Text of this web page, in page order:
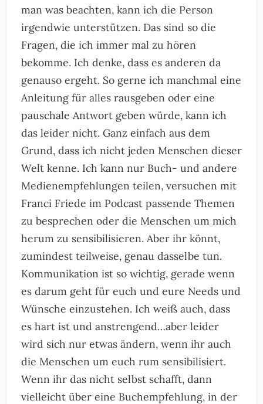
man was beachten, kann ich die Person
irgendwie unterstützen. Das sind so die
Fragen, die ich immer mal zu hören
bekomme. Ich denke, dass es anderen da
genauso ergeht. So gerne ich manchmal eine
Anleitung für alles rausgeben oder eine
pauschale Antwort geben würde, kann ich
das leider nicht. Ganz einfach aus dem
Grund, dass ich nicht jeden Menschen dieser
Welt kenne. Ich kann nur Buch- und andere
Medienempfehlungen teilen, versuchen mit
Franci Friede im Podcast passende Themen
zu besprechen oder die Menschen um mich
herum zu sensibilisieren. Aber ihr könnt,
zumindest teilweise, genau dasselbe tun.
Kommunikation ist so wichtig, gerade wenn
es darum geht für euch und eure Needs und
Wünsche einzustehen. Ich weiß auch, dass
es hart ist und anstrengend…aber leider
wird sich nur etwas ändern, wenn ihr auch
die Menschen um euch rum sensibilisiert.
Wenn ihr das nicht selbst schafft, dann
vielleicht über eine Buchempfehlung, in der